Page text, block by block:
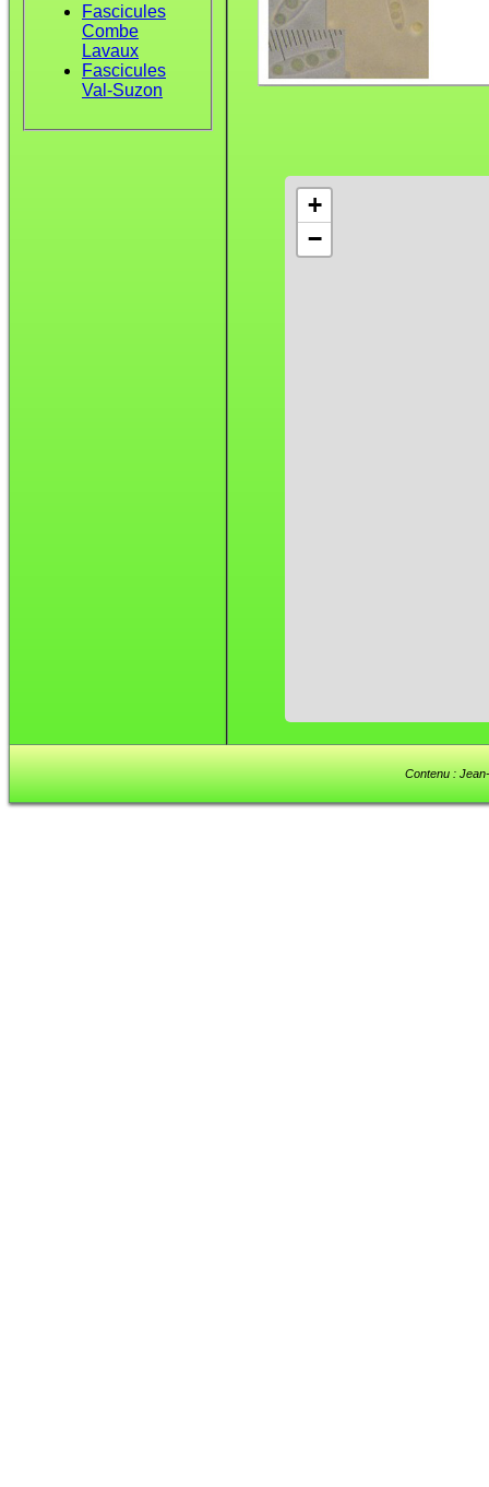
Fascicules
Combe
Lavaux
Fascicules
Val-Suzon
+
−
Contenu :